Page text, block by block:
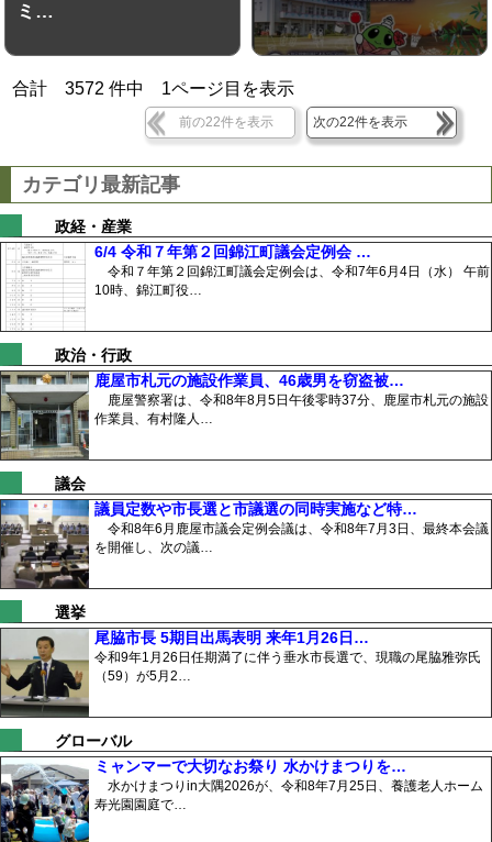
ミ…
合計3572 件中 1ページ目を表示
前の22件を表示 次の22件を表示
カテゴリ最新記事
政経・産業
6/4 令和７年第２回錦江町議会定例会 …
令和７年第２回錦江町議会定例会は、令和7年6月4日（水） 午前
10時、錦江町役…
政治・行政
鹿屋市札元の施設作業員、46歳男を窃盗被…
鹿屋警察署は、令和8年8月5日午後零時37分、鹿屋市札元の施設
作業員、有村隆人…
議会
議員定数や市長選と市議選の同時実施など特…
令和8年6月鹿屋市議会定例会議は、令和8年7月3日、最終本会議
を開催し、次の議…
選挙
尾脇市長 5期目出馬表明 来年1月26日…
令和9年1月26日任期満了に伴う垂水市長選で、現職の尾脇雅弥氏
（59）が5月2…
グローバル
ミャンマーで大切なお祭り 水かけまつりを…
水かけまつりin大隅2026が、令和8年7月25日、養護老人ホーム
寿光園園庭で…